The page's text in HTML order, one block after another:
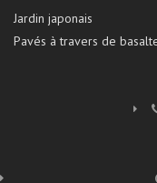
Jardin japonais
Pavés à travers de